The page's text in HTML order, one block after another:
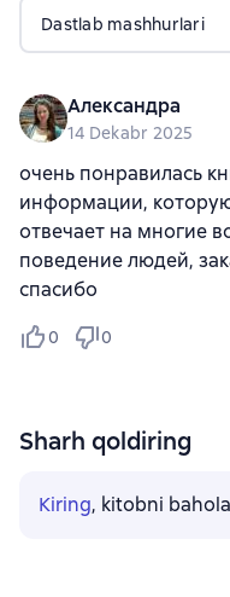
Dastlab mashhurlari
Александра
14 Dekabr 2025
очень понравилась
информации,
отвечает на многие
поведение людей,
спасибо
0 0
Sharh qoldiring
Kiring, kitobni